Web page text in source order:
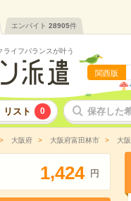
エンバイト 28905件
ライフバランスが叶う
関西版
リスト 0 保存した
大阪府 大阪府富田林市 大
1,424 円